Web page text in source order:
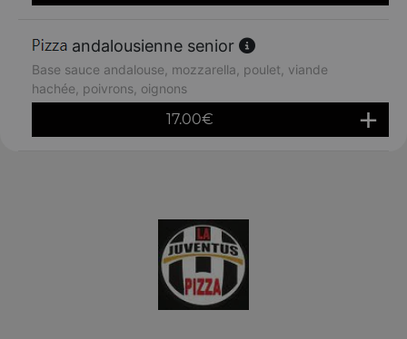
andalousienne senior
Base sauce andalouse, mozzarella, poulet, viande
hachée, poivrons, oignons
17.00€